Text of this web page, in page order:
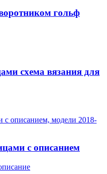
гольф
схема вязания для
с описанием